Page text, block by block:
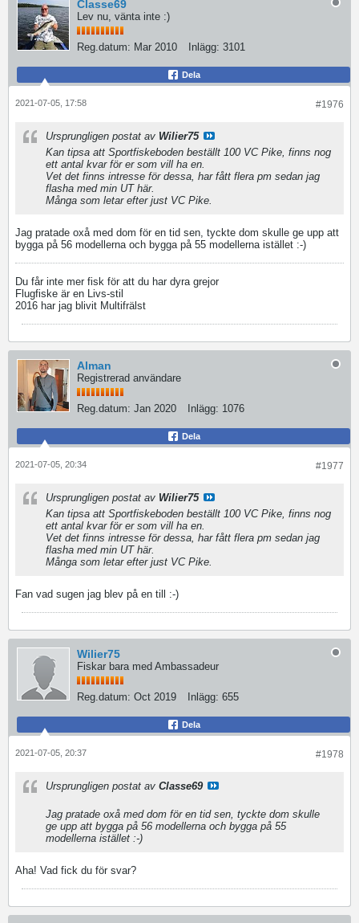
Classe69
Lev nu, vänta inte :)
Reg.datum: Mar 2010 Inlägg: 3101
Dela
#1976
2021-07-05, 17:58
Ursprungligen postat av Wilier75
Kan tipsa att Sportfiskeboden beställt 100 VC Pike, finns nog
ett antal kvar för er som vill ha en.
Vet det finns intresse för dessa, har fått flera pm sedan jag
flasha med min UT här.
Många som letar efter just VC Pike.
Jag pratade oxå med dom för en tid sen, tyckte dom skulle ge upp att
bygga på 56 modellerna och bygga på 55 modellerna istället :-)
Du får inte mer fisk för att du har dyra grejor
Flugfiske är en Livs-stil
2016 har jag blivit Multifrälst
Alman
Registrerad användare
Reg.datum: Jan 2020 Inlägg: 1076
Dela
#1977
2021-07-05, 20:34
Ursprungligen postat av Wilier75
Kan tipsa att Sportfiskeboden beställt 100 VC Pike, finns nog
ett antal kvar för er som vill ha en.
Vet det finns intresse för dessa, har fått flera pm sedan jag
flasha med min UT här.
Många som letar efter just VC Pike.
Fan vad sugen jag blev på en till :-)
Wilier75
Fiskar bara med Ambassadeur
Reg.datum: Oct 2019 Inlägg: 655
Dela
#1978
2021-07-05, 20:37
Ursprungligen postat av Classe69
Jag pratade oxå med dom för en tid sen, tyckte dom skulle
ge upp att bygga på 56 modellerna och bygga på 55
modellerna istället :-)
Aha! Vad fick du för svar?